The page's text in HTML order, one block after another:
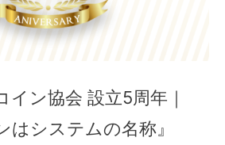
イン協会 設立5周年｜
はシステムの名称』